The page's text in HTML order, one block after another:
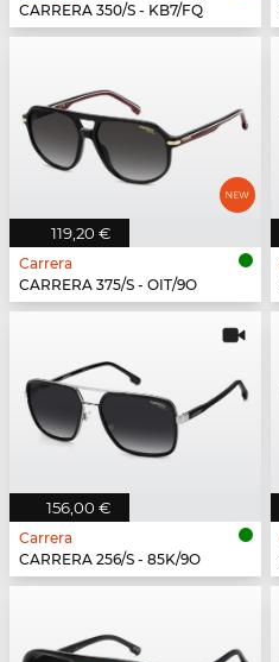
CARRERA 350/S - KB7/FQ
119,20 €
Carrera
CARRERA 375/S - OIT/9O
156,00 €
Carrera
CARRERA 256/S - 85K/9O